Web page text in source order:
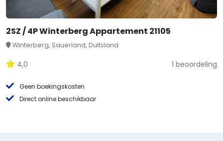
2SZ / 4P Winterberg Appartement 21105
Winterberg, Sauerland, Duitsland
4,0 1 beoordeling
Geen boekingskosten
Direct online beschikbaar